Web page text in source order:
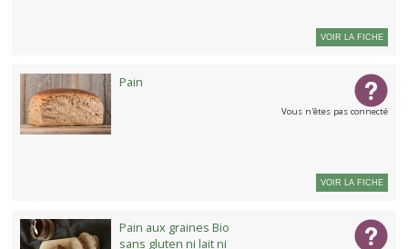
VOIR LA FICHE
Pain
Vous n'êtes pas connecté
VOIR LA FICHE
Pain aux graines Bio
sans gluten ni lait ni